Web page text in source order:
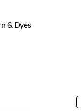
& Dyes